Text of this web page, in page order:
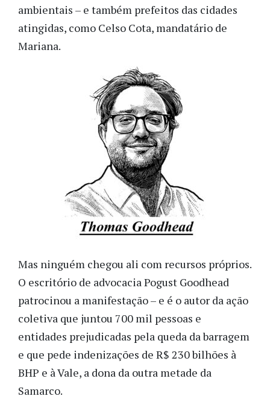
ambientais – e também prefeitos das cidades
atingidas, como Celso Cota, mandatário de
Mariana.
Mas ninguém chegou ali com recursos próprios.
O escritório de advocacia Pogust Goodhead
patrocinou a manifestação – e é o autor da ação
coletiva que juntou 700 mil pessoas e
entidades prejudicadas pela queda da barragem
e que pede indenizações de R$ 230 bilhões à
BHP e à Vale, a dona da outra metade da
Samarco.